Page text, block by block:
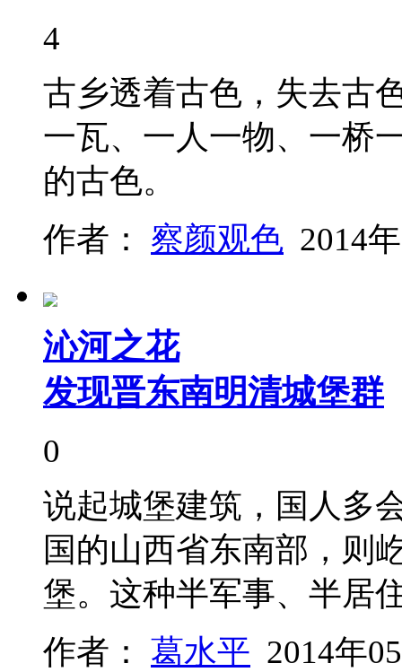
4
古乡透着古色，失去古
一瓦、一人一物、一桥
的古色。
作者： 察颜观色 2014
沁河之花
发现晋东南明清城堡群
0
说起城堡建筑，国人多
国的山西省东南部，则
堡。这种半军事、半
作者： 葛水平 2014年